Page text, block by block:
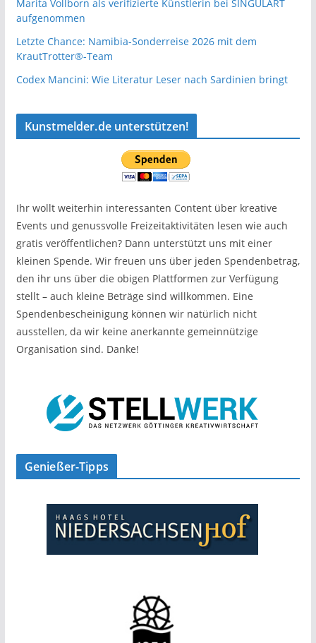
Marita Vollborn als verifizierte Künstlerin bei SINGULART
aufgenommen
Letzte Chance: Namibia-Sonderreise 2026 mit dem
KrautTrotter®-Team
Codex Mancini: Wie Literatur Leser nach Sardinien bringt
Kunstmelder.de unterstützen!
Ihr wollt weiterhin interessanten Content über kreative
Events und genussvolle Freizeitaktivitäten lesen wie auch
gratis veröffentlichen? Dann unterstützt uns mit einer
kleinen Spende. Wir freuen uns über jeden Spendenbetrag,
den ihr uns über die obigen Plattformen zur Verfügung
stellt – auch kleine Beträge sind willkommen. Eine
Spendenbescheinigung können wir natürlich nicht
ausstellen, da wir keine anerkannte gemeinnützige
Organisation sind. Danke!
Genießer-Tipps